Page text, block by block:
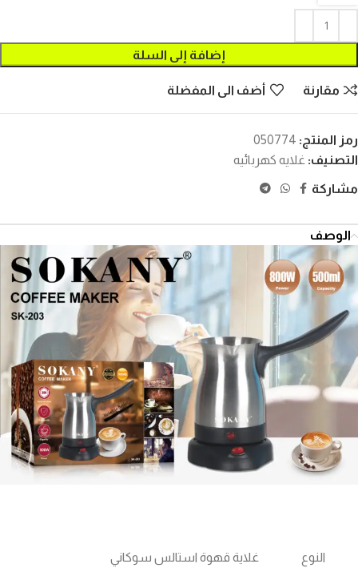
إضافة إلى السلة
مقارنة أضف الى المفضلة
رمز المنتج: 050774
التصنيف: غلايه كهربائيه
مشاركة
الوصف
النوع غلاية قهوة استالس سوكاني